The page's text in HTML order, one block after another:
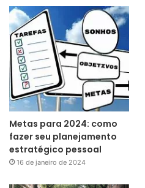
Metas para 2024: como
fazer seu planejamento
estratégico pessoal
16 de janeiro de 2024